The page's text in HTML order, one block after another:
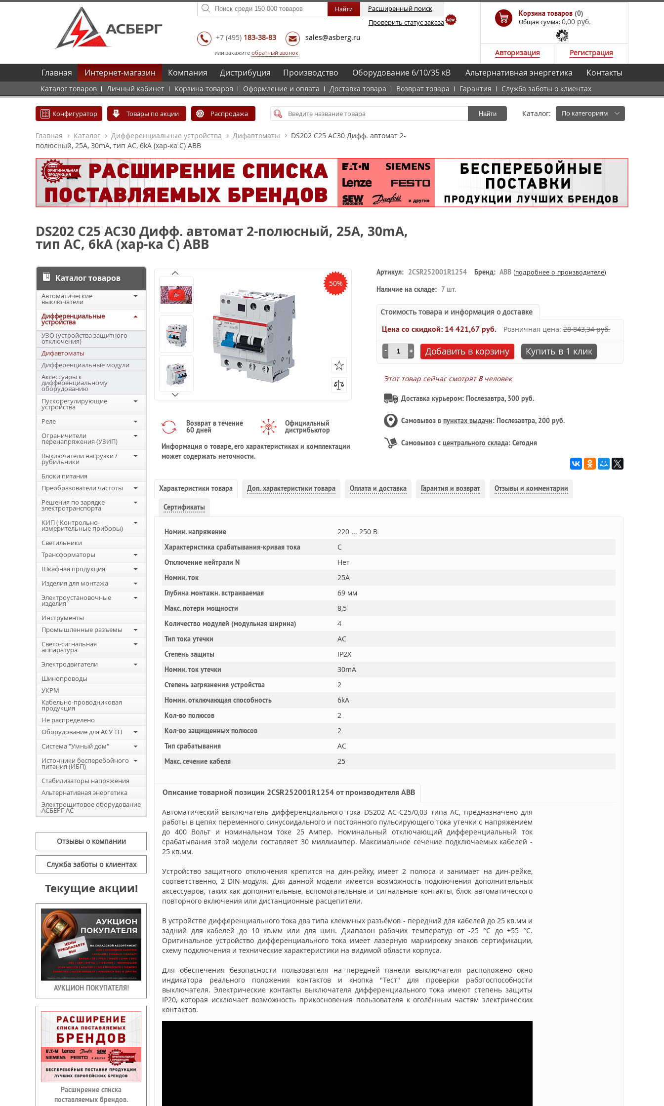
Расширенный поиск
Проверить статус заказа
+7 (495) 183-38-83 sales@asberg.ru
или закажите обратный звонок
Корзина товаров (0)
Общая сумма:0,00 руб.
Авторизация Регистрация
Главная Интернет-магазин
Каталог товаров Личный кабинет Корзина товаров Оформление и оплата Доставка товара Возврат товара Гарантия Служба заботы о клиентах
Компания Дистрибуция Производство Оборудование 6/10/35 кВ Альтернативная энергетика Контакты
Конфигуратор Товары по акции Распродажа Найти Каталог: По категориям
Главная Каталог Дифференциальные устройства Дифавтоматы
DS202 C25 AC30 Дифф. автомат 2-
полюсный, 25A, 30mA, тип АC, 6kA (хар-ка C) ABB
DS202 C25 AC30 Дифф. автомат 2-полюсный, 25A, 30mA,
тип АC, 6kA (хар-ка C) ABB
Каталог товаров
Автоматические
выключатели
Дифференциальные
устройства
УЗО (устройства защитного
отключения)
Дифавтоматы
Дифференциальные модули
Аксессуары к
дифференциальному
оборудованию
Пускорегулирующие
устройства
Реле
Ограничители
перенапряжения (УЗИП)
Выключатели нагрузки /
рубильники
Блоки питания
Преобразователи частоты
Решения по зарядке
электротранспорта
КИП ( Контрольно-
измерительные приборы)
Светильники
Трансформаторы
Шкафная продукция
Изделия для монтажа
Электроустановочные
изделия
Инструменты
Промышленные разъемы
Свето-сигнальная
аппаратура
Электродвигатели
Шинопроводы
УКРМ
Кабельно-проводниковая
продукция
Не распределено
Оборудование для АСУ ТП
Система "Умный дом"
Источники бесперебойного
питания (ИБП)
Стабилизаторы напряжения
Альтернативная энергетика
Электрощитовое оборудование
АСБЕРГ АС
Отзывы о компании
Служба заботы о клиентах
Текущие акции!
АУКЦИОН ПОКУПАТЕЛЯ!
Расширение списка
поставляемых брендов.
50%
Возврат в течение
60 дней
Официальный
дистрибьютор
Информация о товаре, его характеристиках и комплектации
может содержать неточности.
Артикул: 2CSR252001R1254 Бренд: ABB (подробнее о производителе)
Наличие на складе: 7 шт.
Стоимость товара и информация о доставке
Цена со скидкой: 14 421,67 руб. Розничная цена: 28 843,34 руб.
Добавить в корзину Купить в 1 клик
Этот товар сейчас смотрят 8человек
Доставка курьером: Послезавтра, 300 руб.
Самовывоз в пунктах выдачи: Послезавтра, 200 руб.
Самовывоз с центрального склада: Сегодня
Характеристики товара Доп. характеристики товара Оплата и доставка Гарантия и возврат Отзывы и комментарии
Сертификаты
Номин. напряжение 220 ... 250 В
Характеристика срабатывания-кривая тока C
Отключение нейтрали N Нет
Номин. ток 25A
Глубина монтажн. встраиваемая 69 мм
Макс. потери мощности 8,5
Количество модулей (модульная ширина) 4
Тип тока утечки AC
Степень защиты IP2X
Номин. ток утечки 30mA
Степень загрязнения устройства 2
Номин. отключающая способность 6kA
Кол-во полюсов 2
Кол-во защищенных полюсов 2
Тип срабатывания AC
Макс. сечение кабеля 25
Описание товарной позиции 2CSR252001R1254 от производителя ABB
Автоматический выключатель дифференциального тока DS202 AC-C25/0,03 типа AС, предназначено для
работы в цепях переменного синусоидального и постоянного пульсирующего тока утечки с напряжением
до 400 Вольт и номинальном токе 25 Ампер. Номинальный отключающий дифференциальный ток
срабатывания этой модели составляет 30 миллиампер. Максимальное сечение подключаемых кабелей -
25 кв.мм.
Устройство защитного отключения крепится на дин-рейку, имеет 2 полюса и занимает на дин-рейке,
соответственно, 2 DIN-модуля. Для данной модели имеется возможность подключения дополнительных
аксессуаров, таких как дополнительные, вспомогательные и сигнальные контакты, блок автоматического
повторного включения или дистанционные расцепители.
В устройстве дифференциального тока два типа клеммных разъёмов - передний для кабелей до 25 кв.мм и
задний для кабелей до 10 кв.мм или для шин. Диапазон рабочих температур от -25 °C до +55 °C.
Оригинальное устройство дифференциального тока имеет лазерную маркировку знаков сертификации,
схему подключения и технические характеристики на видимой области корпуса.
Для обеспечения безопасности пользователя на передней панели выключателя расположено окно
индикатора реального положения контактов и кнопка "Тест" для проверки работоспособности
выключателя. Электрические контакты выключателя дифференциального тока имеют степень защиты
IP20, которая исключает возможность прикосновения пользователя к оголённым частям электрических
контактов.